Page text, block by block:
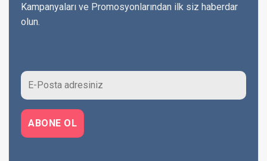
Kampanyaları ve Promosyonlarından ilk siz haberdar
olun.